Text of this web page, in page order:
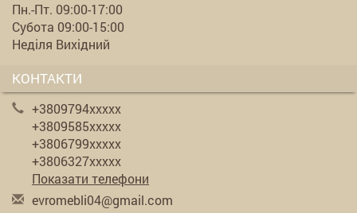
Пн.-Пт. 09:00-17:00
Субота 09:00-15:00
Неділя Вихідний
КОНТАКТИ
+3809794xxxxx
+3809585xxxxx
+3806799xxxxx
+3806327xxxxx
Показати телефони
evromebli04@gmail.com